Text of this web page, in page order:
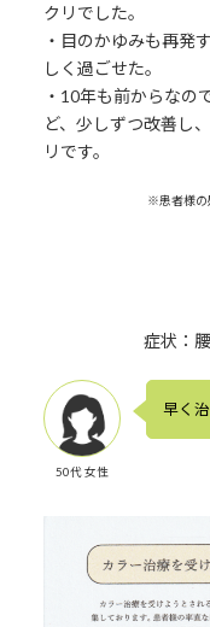
クリでした。
・目のかゆみも再発
しく過ごせた。
・10年も前からなの
ど、少しずつ改善し
リです。
※患者様の
症状：
50代 女性
早く